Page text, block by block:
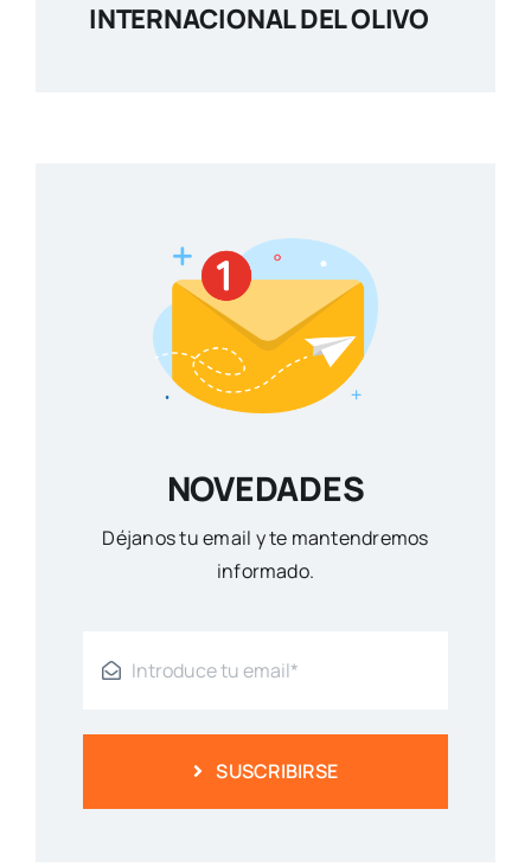
INTERNACIONAL DEL OLIVO
NOVEDADES
Déjanos tu email y te mantendremos
informado.
SUSCRIBIRSE